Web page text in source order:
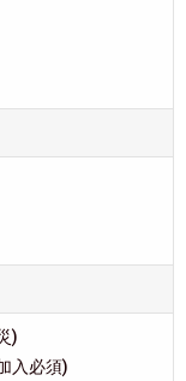
)
入必須)